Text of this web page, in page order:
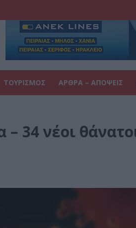
ΤΟΥΡΙΣΜΟΣ ΑΡΘΡΑ – ΑΠΟΨΕΙΣ
34 νέοι